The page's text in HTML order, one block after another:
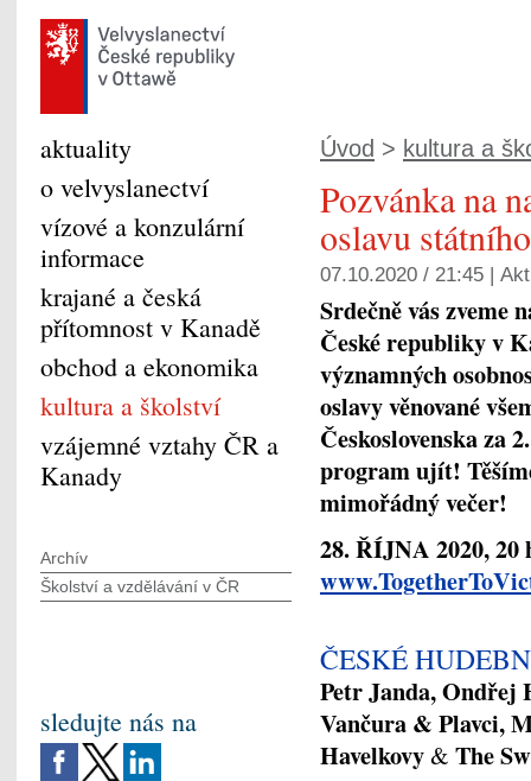
Úvod > kultura a
Pozvánka na
oslavu
07.10.2020 / 21:45 |
Srdečně vás zveme
České republiky v
významných
oslavy věnované
Československa za
program ujít!
mimořádný večer!
28. ŘÍJNA 2020, 20
ČESKÉ
Petr Janda, Ondřej
Vančura & Plavci,
Havelkovy & The
aktuality
o velvyslanectví
vízové a konzulární
informace
krajané a česká
přítomnost v Kanadě
obchod a ekonomika
kultura a školství
vzájemné vztahy ČR a
Kanady
Archív
Školství a vzdělávání v ČR
sledujte nás na